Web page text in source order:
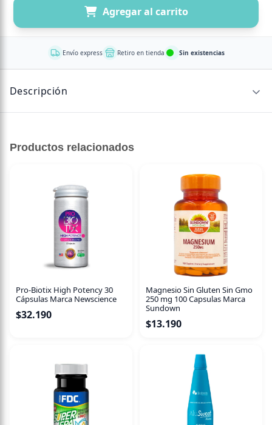
Agregar al carrito
Envío express Retiro en tienda Sin existencias
Descripción
Ingredientes: Banano, vitamina c (Acido ascórbico).
Sin lactosa
Sin azúcar
Bajo en sodio
Libre de parabenos
Productos relacionados
Pro-Biotix High Potency 30
Cápsulas Marca Newscience
$32.190
Magnesio Sin Gluten Sin Gmo
250 mg 100 Capsulas Marca
Sundown
$13.190